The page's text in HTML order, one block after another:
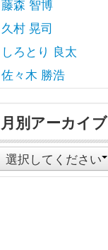
藤森 智博
久村 晃司
しろとり 良太
佐々木 勝浩
月別アーカイブ
選択してください